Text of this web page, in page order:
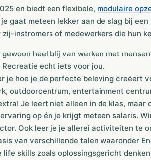
en biedt een flexibele, modulaire
gaat meteen lekker aan de slag bij
instromers of medewerkers die hun
heel blij van werken met
Recreatie echt iets voor jou.
je hoe je de perfecte beleving creëert
outdoorcentrum, entertainment
Je leert niet alleen in de klas, maar
op én je krijgt meteen salaris.
Ook leer je je allerei activiteiten te
van verschillende talen waaronder
skills zoals oplossingsgericht